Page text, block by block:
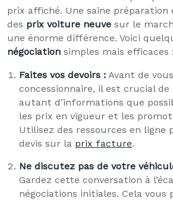
prix affiché. Une saine préparation
des prix voiture neuve sur le
une énorme différence. Voici
négociation simples mais efficaces :
Faites vos devoirs : Avant de
concessionnaire, il est crucial de
autant d’informations que
les prix en vigueur et les
Utilisez des ressources en ligne
devis sur la prix facture.
Ne discutez pas de votre
Gardez cette conversation à
négociations initiales. Cela vous